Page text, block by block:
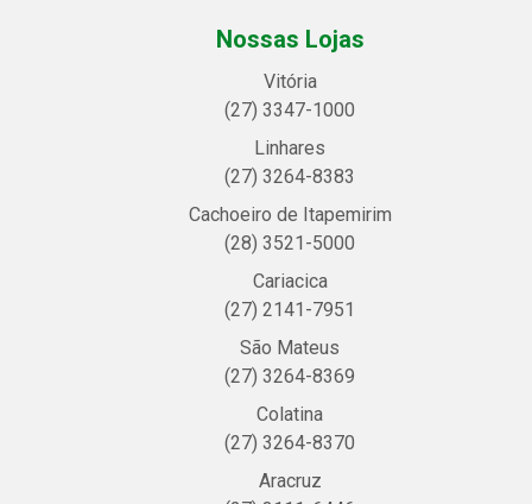
Nossas Lojas
Vitória
(27) 3347-1000
Linhares
(27) 3264-8383
Cachoeiro de Itapemirim
(28) 3521-5000
Cariacica
(27) 2141-7951
São Mateus
(27) 3264-8369
Colatina
(27) 3264-8370
Aracruz